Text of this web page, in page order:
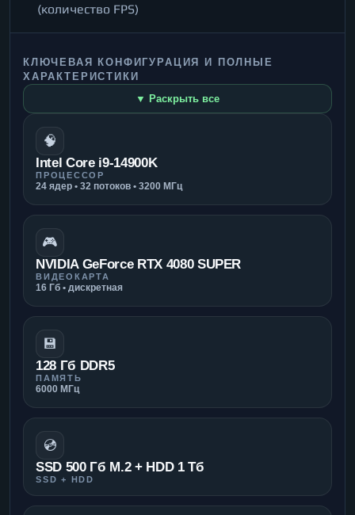
(количество FPS)
КЛЮЧЕВАЯ КОНФИГУРАЦИЯ И ПОЛНЫЕ
ХАРАКТЕРИСТИКИ
▼ Раскрыть все
🧠
Intel Core i9-14900K
ПРОЦЕССОР
24 ядер • 32 потоков • 3200 МГц
🎮
NVIDIA GeForce RTX 4080 SUPER
ВИДЕОКАРТА
16 Гб • дискретная
💾
128 Гб DDR5
ПАМЯТЬ
6000 МГц
💿
SSD 500 Гб M.2 + HDD 1 Тб
SSD + HDD